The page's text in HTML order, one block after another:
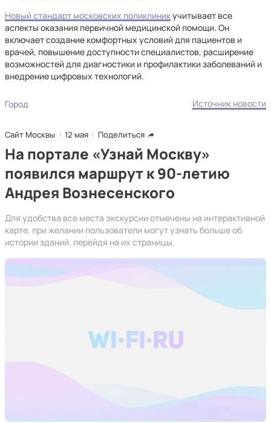
Новый стандарт московских поликлиникучитывает все
аспекты оказания первичной медицинской помощи. Он
включает создание комфортных условий для пациентов и
врачей, повышение доступности специалистов, расширение
возможностей для диагностики и профилактики заболеваний и
внедрение цифровых технологий.
Город Источник новости
Сайт Москвы 12 мая Поделиться
На портале «Узнай Москву»
появился маршрут к 90-летию
Андрея Вознесенского
Для удобства все места экскурсии отмечены на интерактивной
карте, при желании пользователи могут узнать больше об
истории зданий, перейдя на их страницы.